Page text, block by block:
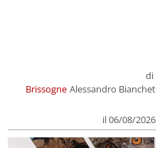
Brissogne
di
Alessandro Bianchet
il 06/08/2026